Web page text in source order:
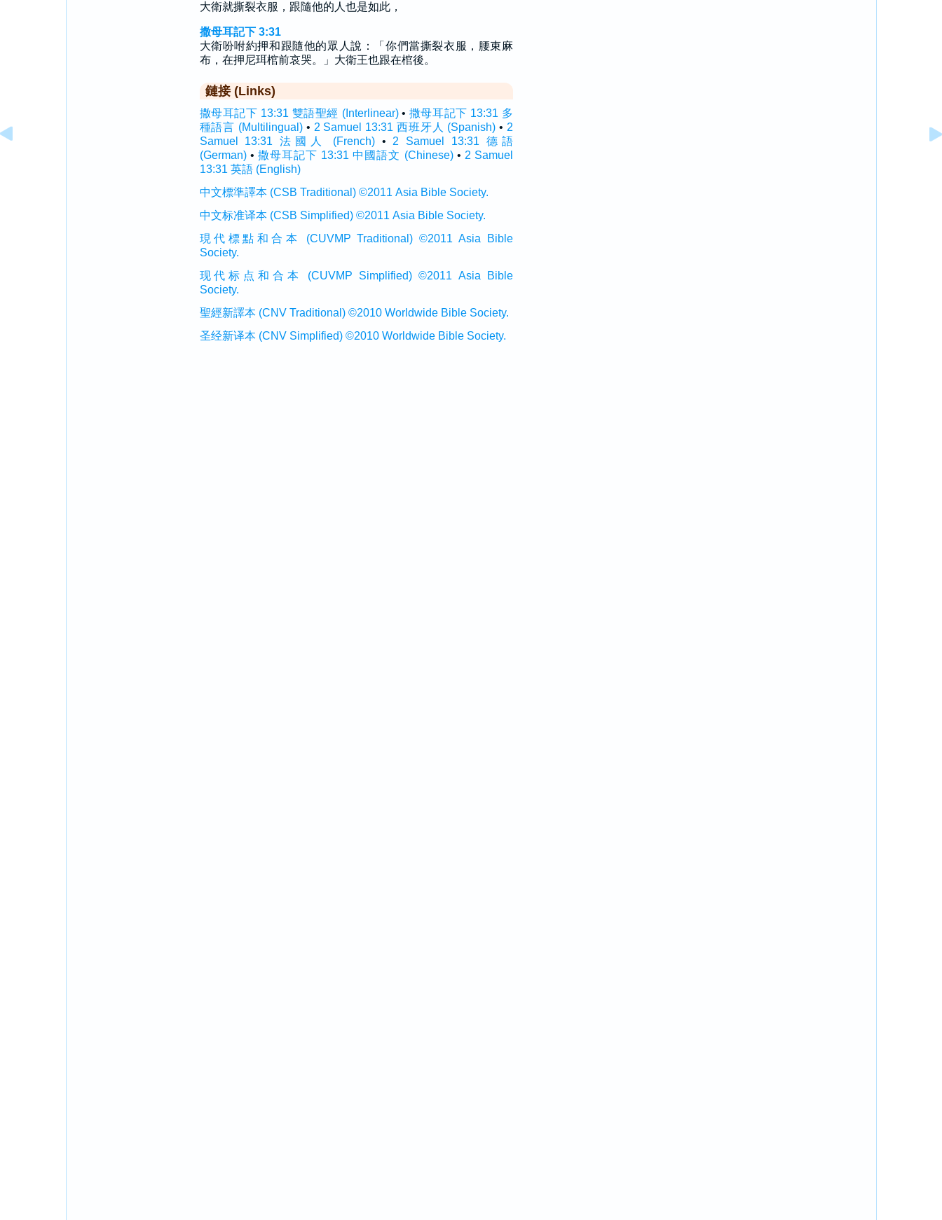
大衛就撕裂衣服，跟隨他的人也是如此，
撒母耳記下 3:31
大衛吩咐約押和跟隨他的眾人說：「你們當撕裂衣服，腰束麻
布，在押尼珥棺前哀哭。」大衛王也跟在棺後。
鏈接 (Links)
撒母耳記下 13:31 雙語聖經 (Interlinear)• 撒母耳記下 13:31 多
種語言 (Multilingual)• 2 Samuel 13:31 西班牙人 (Spanish) • 2
Samuel 13:31 法國人 (French)• 2 Samuel 13:31 德語
(German)• 撒母耳記下 13:31 中國語文 (Chinese)• 2 Samuel
13:31 英語 (English)
中文標準譯本 (CSB Traditional) ©2011 Asia Bible Society.
中文标准译本 (CSB Simplified) ©2011 Asia Bible Society.
現代標點和合本 (CUVMP Traditional) ©2011 Asia Bible
Society.
现代标点和合本 (CUVMP Simplified) ©2011 Asia Bible
Society.
聖經新譯本 (CNV Traditional) ©2010 Worldwide Bible Society.
圣经新译本 (CNV Simplified) ©2010 Worldwide Bible Society.